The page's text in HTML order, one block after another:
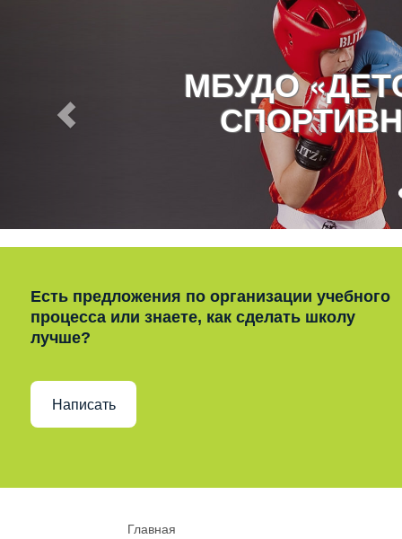
МБУДО
Есть предложения по организации учебного
процесса или знаете, как сделать школу
лучше?
Написать
Главная